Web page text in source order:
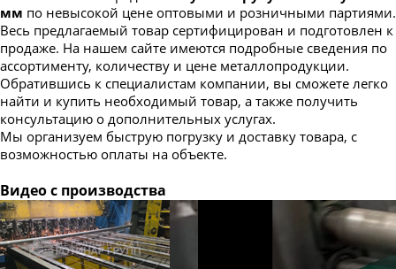
мм по невысокой цене оптовыми и розничными партиями.
Весь предлагаемый товар сертифицирован и подготовлен к
продаже. На нашем сайте имеются подробные сведения по
ассортименту, количеству и цене металлопродукции.
Обратившись к специалистам компании, вы сможете легко
найти и купить необходимый товар, а также получить
консультацию о дополнительных услугах.
Мы организуем быструю погрузку и доставку товара, с
возможностью оплаты на объекте.
Видео с производства